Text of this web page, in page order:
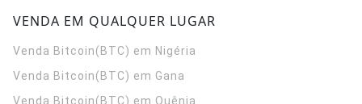
VENDA EM QUALQUER LUGAR
Venda Bitcoin(BTC) em Nigéria
Venda Bitcoin(BTC) em Gana
Venda Bitcoin(BTC) em Quênia